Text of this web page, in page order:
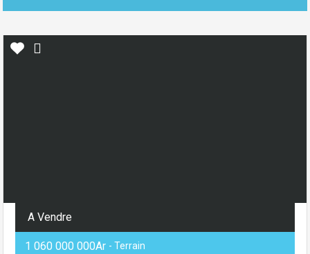
A Vendre
1 060 000 000Ar - Terrain